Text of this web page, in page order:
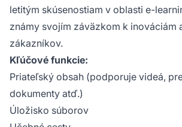
letitým skúsenostiam v oblasti e-
známy svojím záväzkom k inováciám
zákazníkov.
Kľúčové funkcie:
Priateľský obsah (podporuje videá,
dokumenty atď.)
Úložisko súborov